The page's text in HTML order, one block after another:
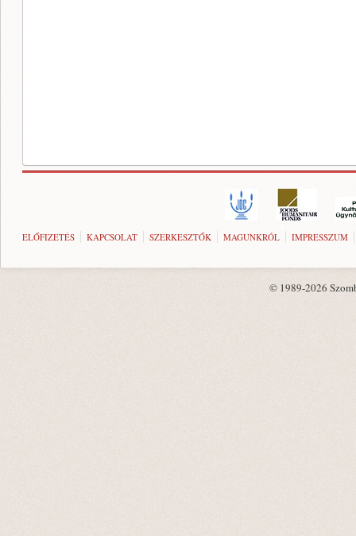
ELŐFIZETÉS KAPCSOLAT SZERKESZTŐK MAGUNKRÓL IMPRESSZUM
© 1989-2026